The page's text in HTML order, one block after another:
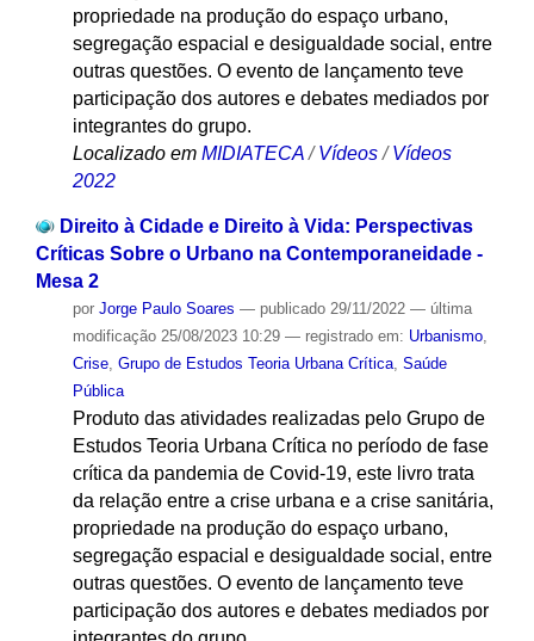
propriedade na produção do espaço urbano,
segregação espacial e desigualdade social, entre
outras questões. O evento de lançamento teve
participação dos autores e debates mediados por
integrantes do grupo.
Localizado em MIDIATECA /Vídeos /Vídeos
2022
Direito à Cidade e Direito à Vida: Perspectivas
Críticas Sobre o Urbano na Contemporaneidade -
Mesa 2
por Jorge Paulo Soares — publicado29/11/2022 — última
modificação25/08/2023 10:29 — registrado em: Urbanismo,
Crise, Grupo de Estudos Teoria Urbana Crítica, Saúde
Pública
Produto das atividades realizadas pelo Grupo de
Estudos Teoria Urbana Crítica no período de fase
crítica da pandemia de Covid-19, este livro trata
da relação entre a crise urbana e a crise sanitária,
propriedade na produção do espaço urbano,
segregação espacial e desigualdade social, entre
outras questões. O evento de lançamento teve
participação dos autores e debates mediados por